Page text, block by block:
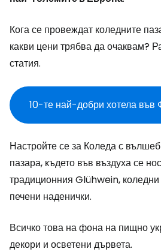
Кога се провеждат коледните
какви цени трябва да очаквам?
статия.
10-те най-добри хотела във
Настройте се за Коледа с
пазара, където във въздуха се
традиционния Glühwein,
печени наденички.
Всичко това на фона на пищно
декори и осветени дървета.